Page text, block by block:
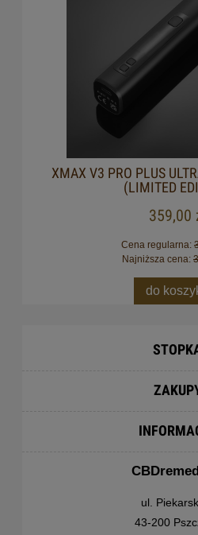
XMAX V3 PRO PLUS
(LIMITED
359,00
Cena regularna:
Najniższa cena:
do
ul.
43-200